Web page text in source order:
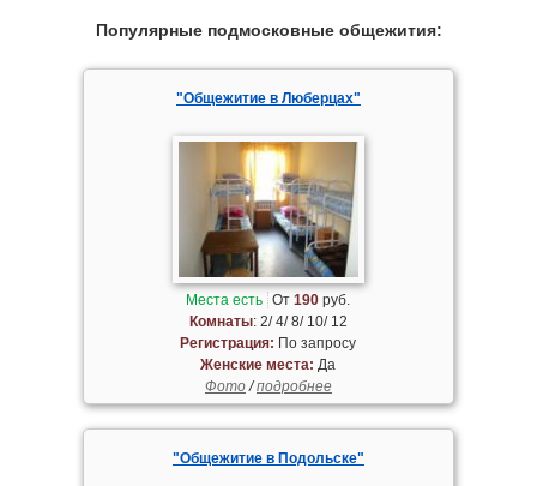
Популярные подмосковные общежития:
"Общежитие в Люберцах"
Места есть От190 руб.
Комнаты: 2/ 4/ 8/ 10/ 12
Регистрация: По запросу
Женские места: Да
Фото/подробнее
"Общежитие в Подольске"